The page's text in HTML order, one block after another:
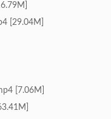
[29.04M]
[7.06M]